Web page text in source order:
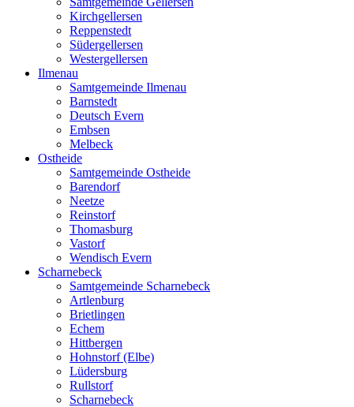
Kirchgellersen
Reppenstedt
Südergellersen
Westergellersen
Ilmenau
Samtgemeinde Ilmenau
Barnstedt
Deutsch Evern
Embsen
Melbeck
Ostheide
Samtgemeinde Ostheide
Barendorf
Neetze
Reinstorf
Thomasburg
Vastorf
Wendisch Evern
Scharnebeck
Samtgemeinde Scharnebeck
Artlenburg
Brietlingen
Echem
Hittbergen
Hohnstorf (Elbe)
Lüdersburg
Rullstorf
Scharnebeck